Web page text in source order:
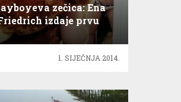
zečica: Ena
izdaje prvu
knjigu!
1. SIJEČNJA 2014.